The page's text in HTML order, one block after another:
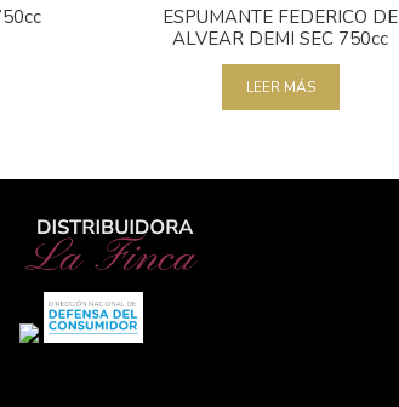
ESPUMANTE FEDERICO DE
ALVEAR DEMI SEC 750cc
LEER MÁS